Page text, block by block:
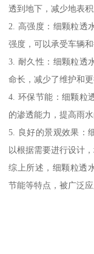
透到地下，减少地表
2. 高强度：细颗粒透
强度，可以承受车辆和
3. 耐久性：细颗粒透
命长，减少了维护和更
4. 环保节能：细颗粒
的渗透能力，提高雨
5. 良好的景观效果：
以根据需要进行设计
综上所述，细颗粒透
节能等特点，被广泛